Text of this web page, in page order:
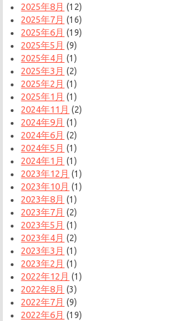
2025年8月 (12)
2025年7月 (16)
2025年6月 (19)
2025年5月 (9)
2025年4月 (1)
2025年3月 (2)
2025年2月 (1)
2025年1月 (1)
2024年11月 (2)
2024年9月 (1)
2024年6月 (2)
2024年5月 (1)
2024年1月 (1)
2023年12月 (1)
2023年10月 (1)
2023年8月 (1)
2023年7月 (2)
2023年5月 (1)
2023年4月 (2)
2023年3月 (1)
2023年2月 (1)
2022年12月 (1)
2022年8月 (3)
2022年7月 (9)
2022年6月 (19)